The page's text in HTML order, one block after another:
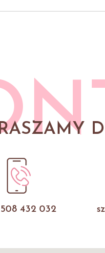
432 032